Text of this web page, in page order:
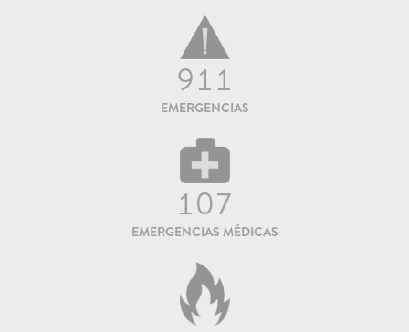
911
EMERGENCIAS
107
EMERGENCIAS MÉDICAS